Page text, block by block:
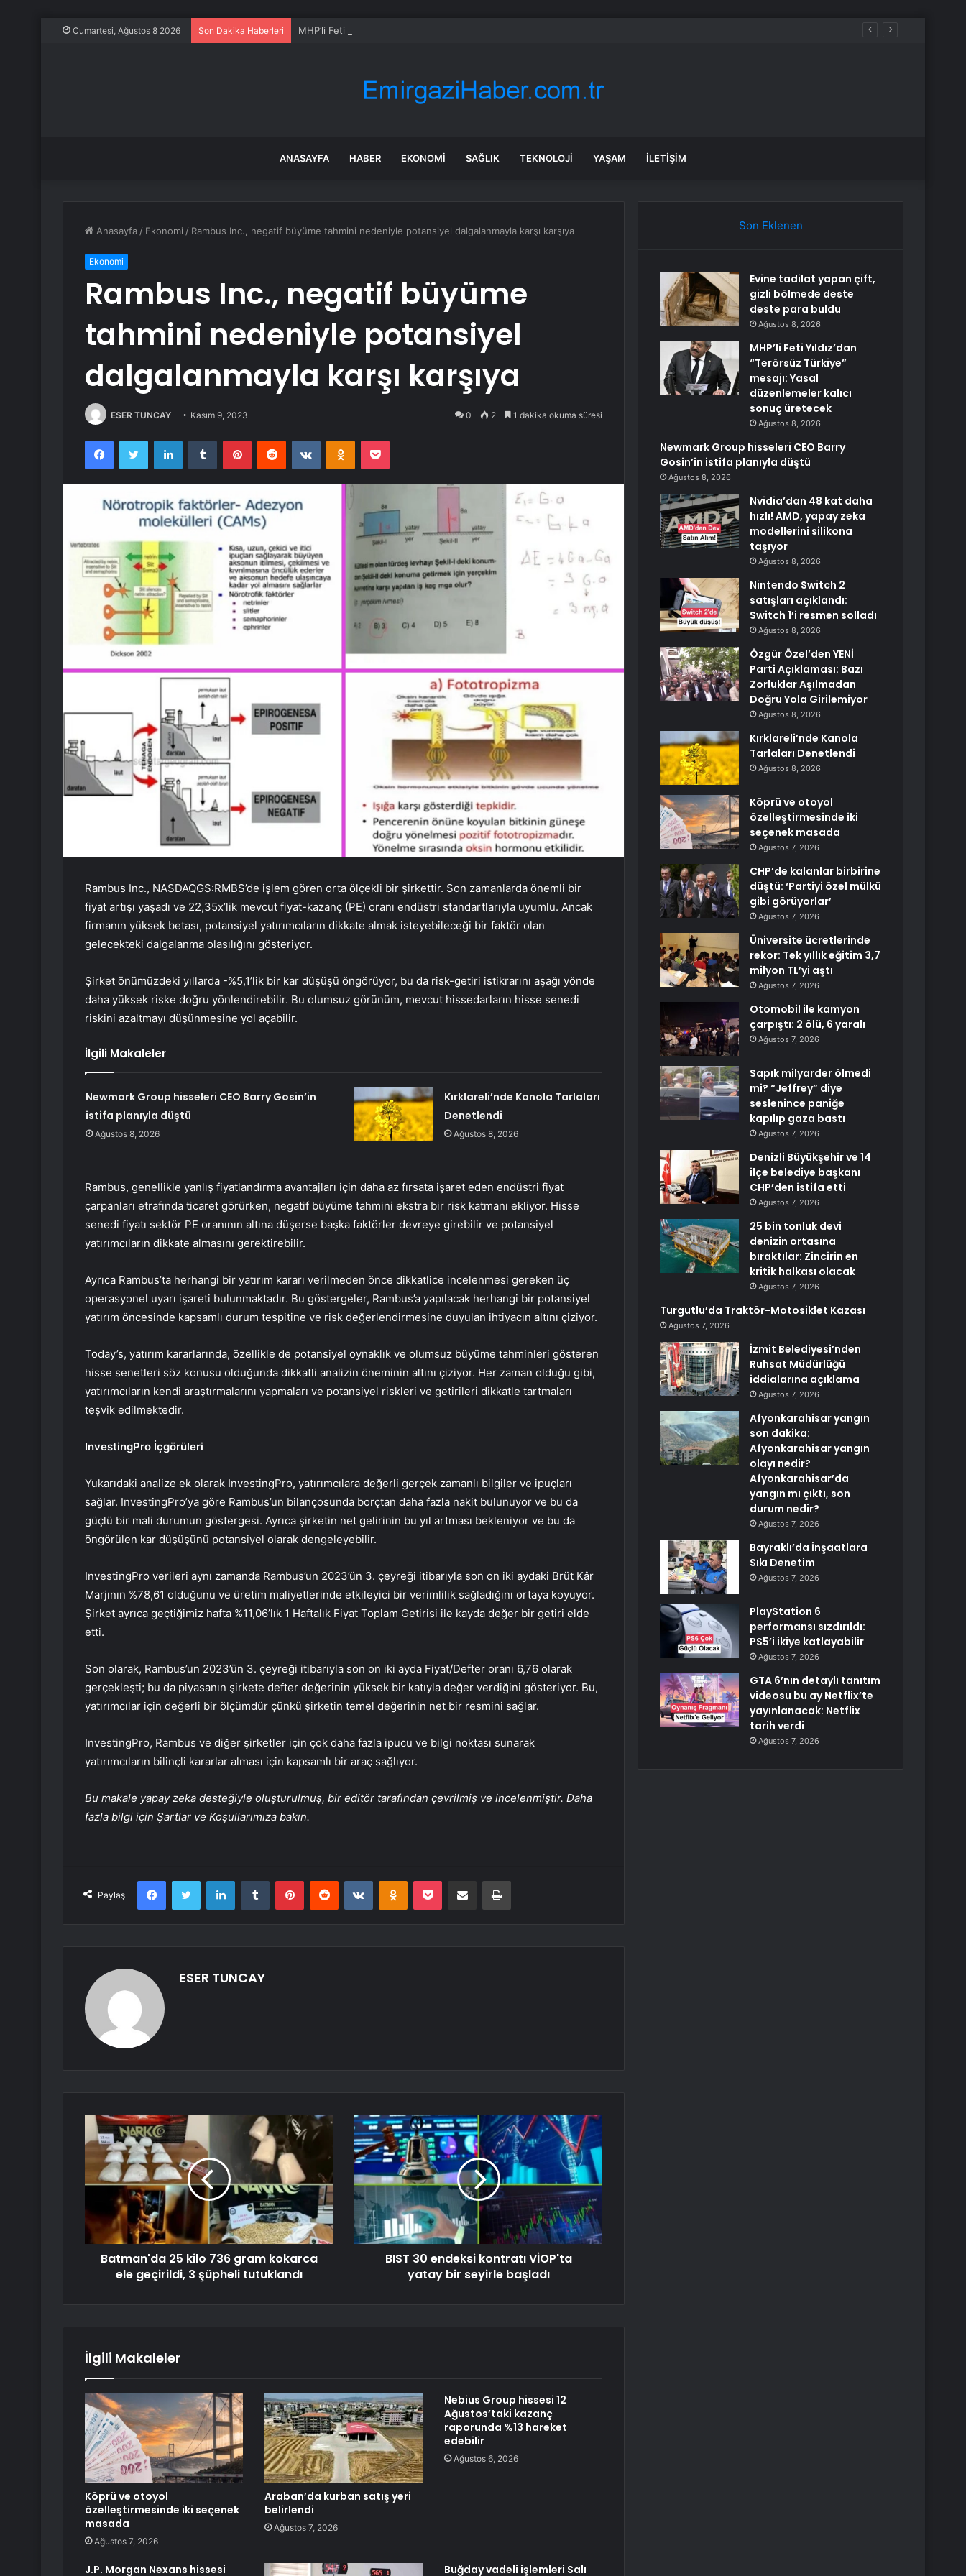
Cumartesi, Ağustos 8 2026 Son Dakika Haberleri MHP’li Feti Yıldız’dan “Terörsüz Türkiye” mesajı: Yasal düzenlemeler kalıcı sonuç üretecek
ANASAYFA HABER EKONOMI SAĞLIK TEKNOLOJI YAŞAM İLETIŞIM
Anasayfa / Ekonomi / Rambus Inc., negatif büyüme tahmini nedeniyle potansiyel dalgalanmayla karşı karşıya
Ekonomi
Rambus Inc., negatif büyüme
tahmini nedeniyle potansiyel
dalgalanmayla karşı karşıya
ESER TUNCAY Kasım 9, 2023 0 2 1 dakika okuma süresi
FacebookTwitter LinkedInTumblr PinterestReddit VKontakteOdnoklassniki
Pocket
Rambus Inc., NASDAQGS:RMBS’de işlem gören orta ölçekli bir şirkettir. Son zamanlarda önemli bir
fiyat artışı yaşadı ve 22,35x’lik mevcut fiyat-kazanç (PE) oranı endüstri standartlarıyla uyumlu. Ancak
firmanın yüksek betası, potansiyel yatırımcıların dikkate almak isteyebileceği bir faktör olan
gelecekteki dalgalanma olasılığını gösteriyor.
Şirket önümüzdeki yıllarda -%5,1’lik bir kar düşüşü öngörüyor, bu da risk-getiri istikrarını aşağı yönde
daha yüksek riske doğru yönlendirebilir. Bu olumsuz görünüm, mevcut hissedarların hisse senedi
riskini azaltmayı düşünmesine yol açabilir.
İlgili Makaleler
Newmark Group hisseleri CEO Barry Gosin’in
istifa planıyla düştü
Ağustos 8, 2026
Kırklareli’nde Kanola Tarlaları
Denetlendi
Ağustos 8, 2026
Rambus, genellikle yanlış fiyatlandırma avantajları için daha az fırsata işaret eden endüstri fiyat
çarpanları etrafında ticaret görürken, negatif büyüme tahmini ekstra bir risk katmanı ekliyor. Hisse
senedi fiyatı sektör PE oranının altına düşerse başka faktörler devreye girebilir ve potansiyel
yatırımcıların dikkate almasını gerektirebilir.
Ayrıca Rambus’ta herhangi bir yatırım kararı verilmeden önce dikkatlice incelenmesi gereken üç
operasyonel uyarı işareti bulunmaktadır. Bu göstergeler, Rambus’a yapılacak herhangi bir potansiyel
yatırım öncesinde kapsamlı durum tespitine ve risk değerlendirmesine duyulan ihtiyacın altını çiziyor.
Today’s, yatırım kararlarında, özellikle de potansiyel oynaklık ve olumsuz büyüme tahminleri gösteren
hisse senetleri söz konusu olduğunda dikkatli analizin öneminin altını çiziyor. Her zaman olduğu gibi,
yatırımcıların kendi araştırmalarını yapmaları ve potansiyel riskleri ve getirileri dikkatle tartmaları
teşvik edilmektedir.
InvestingPro İçgörüleri
Yukarıdaki analize ek olarak InvestingPro, yatırımcılara değerli gerçek zamanlı bilgiler ve ipuçları
sağlar. InvestingPro’ya göre Rambus’un bilançosunda borçtan daha fazla nakit bulunuyor ve bu da
güçlü bir mali durumun göstergesi. Ayrıca şirketin net gelirinin bu yıl artması bekleniyor ve bu da
öngörülen kar düşüşünü potansiyel olarak dengeleyebilir.
InvestingPro verileri aynı zamanda Rambus’un 2023’ün 3. çeyreği itibarıyla son on iki aydaki Brüt Kâr
Marjının %78,61 olduğunu ve üretim maliyetlerinde etkileyici bir verimlilik sağladığını ortaya koyuyor.
Şirket ayrıca geçtiğimiz hafta %11,06’lık 1 Haftalık Fiyat Toplam Getirisi ile kayda değer bir getiri elde
etti.
Son olarak, Rambus’un 2023’ün 3. çeyreği itibarıyla son on iki ayda Fiyat/Defter oranı 6,76 olarak
gerçekleşti; bu da piyasanın şirkete defter değerinin yüksek bir katıyla değer verdiğini gösteriyor. Bu,
yatırımcılar için değerli bir ölçümdür çünkü şirketin temel değerinin net bir resmini sağlar.
InvestingPro, Rambus ve diğer şirketler için çok daha fazla ipucu ve bilgi noktası sunarak
yatırımcıların bilinçli kararlar alması için kapsamlı bir araç sağlıyor.
Bu makale yapay zeka desteğiyle oluşturulmuş, bir editör tarafından çevrilmiş ve incelenmiştir. Daha
fazla bilgi için Şartlar ve Koşullarımıza bakın.
Paylaş
FacebookTwitter LinkedInTumblr PinterestReddit VKontakteOdnoklassniki
Pocket E-Posta ile paylaş Yazdır
ESER TUNCAY
Batman'da 25 kilo 736 gram kokarca
ele geçirildi, 3 şüpheli tutuklandı
BIST 30 endeksi kontratı VİOP'ta
yatay bir seyirle başladı
İlgili Makaleler
Köprü ve otoyol
özelleştirmesinde iki seçenek
masada
Ağustos 7, 2026
Araban’da kurban satış yeri
belirlendi
Ağustos 7, 2026
Nebius Group hissesi 12
Ağustos’taki kazanç
raporunda %13 hareket
edebilir
Ağustos 6, 2026
J.P. Morgan Nexans hissesi Buğday vadeli işlemleri Salı
Son Eklenen
Evine tadilat yapan çift,
gizli bölmede deste
deste para buldu
Ağustos 8, 2026
MHP’li Feti Yıldız’dan
“Terörsüz Türkiye”
mesajı: Yasal
düzenlemeler kalıcı
sonuç üretecek
Ağustos 8, 2026
Newmark Group hisseleri CEO Barry
Gosin’in istifa planıyla düştü
Ağustos 8, 2026
Nvidia’dan 48 kat daha
hızlı! AMD, yapay zeka
modellerini silikona
taşıyor
Ağustos 8, 2026
Nintendo Switch 2
satışları açıklandı:
Switch 1’i resmen solladı
Ağustos 8, 2026
Özgür Özel’den YENİ
Parti Açıklaması: Bazı
Zorluklar Aşılmadan
Doğru Yola Girilemiyor
Ağustos 8, 2026
Kırklareli’nde Kanola
Tarlaları Denetlendi
Ağustos 8, 2026
Köprü ve otoyol
özelleştirmesinde iki
seçenek masada
Ağustos 7, 2026
CHP’de kalanlar birbirine
düştü: ‘Partiyi özel mülkü
gibi görüyorlar’
Ağustos 7, 2026
Üniversite ücretlerinde
rekor: Tek yıllık eğitim 3,7
milyon TL’yi aştı
Ağustos 7, 2026
Otomobil ile kamyon
çarpıştı: 2 ölü, 6 yaralı
Ağustos 7, 2026
Sapık milyarder ölmedi
mi? “Jeffrey” diye
seslenince paniğe
kapılıp gaza bastı
Ağustos 7, 2026
Denizli Büyükşehir ve 14
ilçe belediye başkanı
CHP’den istifa etti
Ağustos 7, 2026
25 bin tonluk devi
denizin ortasına
bıraktılar: Zincirin en
kritik halkası olacak
Ağustos 7, 2026
Turgutlu’da Traktör-Motosiklet Kazası
Ağustos 7, 2026
İzmit Belediyesi’nden
Ruhsat Müdürlüğü
iddialarına açıklama
Ağustos 7, 2026
Afyonkarahisar yangın
son dakika:
Afyonkarahisar yangın
olayı nedir?
Afyonkarahisar’da
yangın mı çıktı, son
durum nedir?
Ağustos 7, 2026
Bayraklı’da İnşaatlara
Sıkı Denetim
Ağustos 7, 2026
PlayStation 6
performansı sızdırıldı:
PS5’i ikiye katlayabilir
Ağustos 7, 2026
GTA 6’nın detaylı tanıtım
videosu bu ay Netflix’te
yayınlanacak: Netflix
tarih verdi
Ağustos 7, 2026